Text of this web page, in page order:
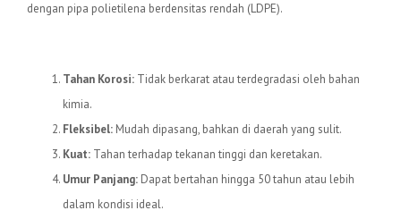
dengan pipa polietilena berdensitas rendah (LDPE).
Tahan Korosi: Tidak berkarat atau terdegradasi oleh bahan
kimia.
Fleksibel: Mudah dipasang, bahkan di daerah yang sulit.
Kuat: Tahan terhadap tekanan tinggi dan keretakan.
Umur Panjang: Dapat bertahan hingga 50 tahun atau lebih
dalam kondisi ideal.